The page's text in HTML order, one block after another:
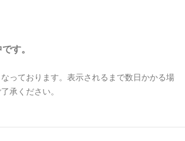
す。
っております。表示されるまで数日かかる場
承ください。